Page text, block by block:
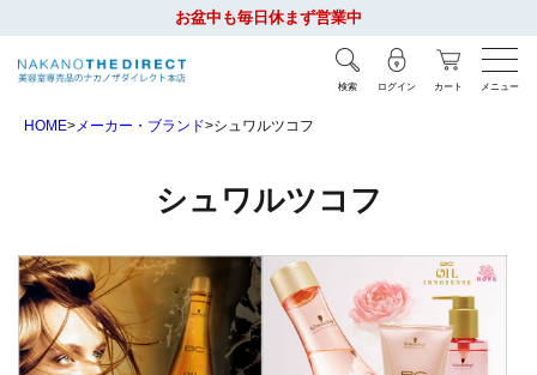
お盆中も毎日休まず営業中
検索 ログイン カート メニュー
HOME メーカー・ブランド シュワルツコフ
シュワルツコフ